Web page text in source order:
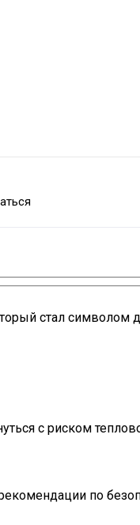
стал символом
с риском
по